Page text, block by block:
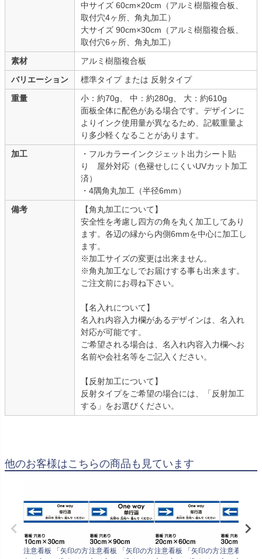
中サイズ 60cm×20cm（アルミ樹脂複合板、
取付穴4ヶ所、角丸加工）
大サイズ 90cm×30cm（アルミ樹脂複合板、
取付穴6ヶ所、角丸加工）
素材
アルミ樹脂複合板
バリエーション
標準タイプ または 反射タイプ
重量
小：約70g、 中：約280g、 大：約610g
面板全体に配色がある場合です。デザインに
よりインク使用量が異なるため、記載重量よ
り多少軽くなることがあります。
加工
・フルカラーインクジェット出力シート貼
り 屋外対応（色褪せしにくいUVカット加工
済）
・4隅角丸加工（半径6mm）
備考
【角丸加工について】
安全性を考慮し四方の角を丸く加工してあり
ます。各辺の縁から内側6mmを中心に加工し
ます。
※加工サイズの変更は出来ません。
※角丸加工なしでお届けする事も出来ます。
ご注文前にお尋ね下さい。
【名入れについて】
名入れ内容入力欄があるデザインは、名入れ
対応が可能です。
ご希望される場合は、名入れ内容入力欄へお
名前や会社名等をご記入ください。
【反射加工について】
反射タイプをご希望の場合には、「反射加工
する」をお選びください。
他のお客様はこちらの商品も見ています
注意看板 「矢印の方注意看板 「矢印の方注意看板 「矢印の方注意看板 「